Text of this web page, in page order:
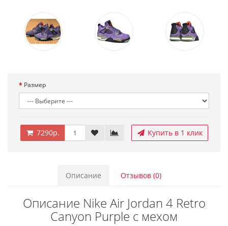
Размер
7290р. Купить в 1 клик
Описание Отзывов (0)
Описание Nike Air Jordan 4 Retro
Canyon Purple с мехом